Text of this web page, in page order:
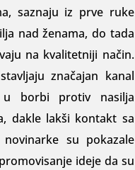
saznaju iz prve ruke
nad ženama, do tada
na kvalitetniji način.
značajan kanal
u borbi protiv nasilja
dakle lakši kontakt sa
su pokazale
ideje da su